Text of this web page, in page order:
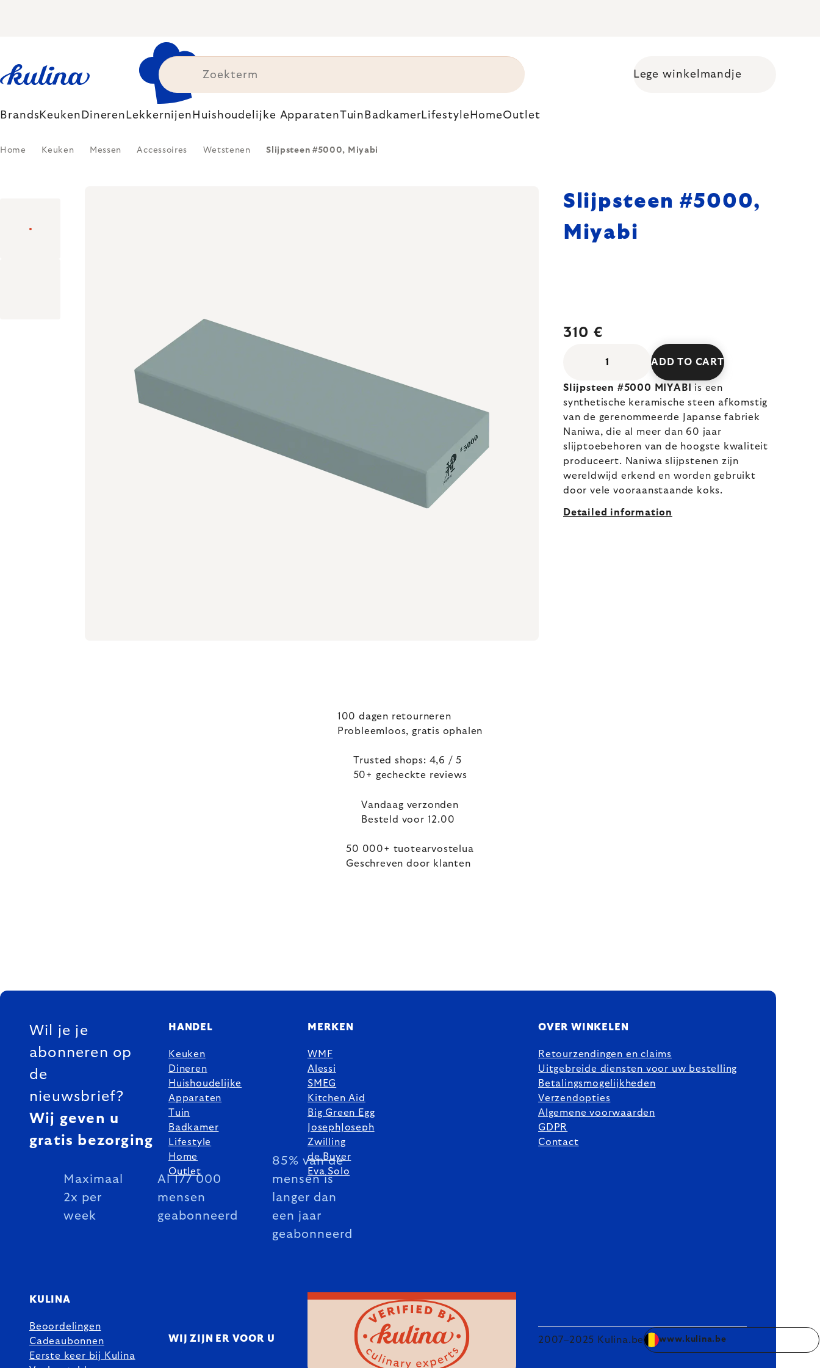
Shopping cart
Lege winkelmandje
Brands Keuken Dineren Lekkernijen Huishoudelijke ApparatenTuin BadkamerLifestyle HomeOutlet
Home Keuken Messen Accessoires Wetstenen Slijpsteen #5000, Miyabi
Slijpsteen #5000,
Miyabi
310 €
ADD TO CART
Slijpsteen #5000 MIYABI
is een
synthetische keramische steen afkomstig
van de gerenommeerde Japanse fabriek
Naniwa, die al meer dan 60 jaar
slijptoebehoren van de hoogste kwaliteit
produceert. Naniwa slijpstenen zijn
wereldwijd erkend en worden gebruikt
door vele vooraanstaande koks.
Detailed information
100 dagen retourneren
Probleemloos, gratis ophalen
Trusted shops: 4,6 / 5
50+ gecheckte reviews
Vandaag verzonden
Besteld voor 12.00
50 000+ tuotearvostelua
Geschreven door klanten
FOOTER
Wil je je
abonneren op
de
nieuwsbrief?
Wij geven u
gratis bezorging
Maximaal
2x per
week
Al 177 000
mensen
geabonneerd
85% van de
mensen is
langer dan
een jaar
geabonneerd
HANDEL
Keuken
Dineren
Huishoudelijke
Apparaten
Tuin
Badkamer
Lifestyle
Home
Outlet
MERKEN
WMF
Alessi
SMEG
Kitchen Aid
Big Green Egg
JosephJoseph
Zwilling
de Buyer
Eva Solo
OVER WINKELEN
Retourzendingen en claims
Uitgebreide diensten voor uw bestelling
Betalingsmogelijkheden
Verzendopties
Algemene voorwaarden
GDPR
Contact
KULINA
Beoordelingen
Cadeaubonnen
Eerste keer bij Kulina
WIJ ZIJN ER VOOR U 2007–2025 Kulina.be www.kulina.be